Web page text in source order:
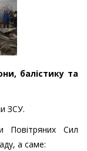
балістику та
ЗСУ.
Повітряних Сил
а саме: